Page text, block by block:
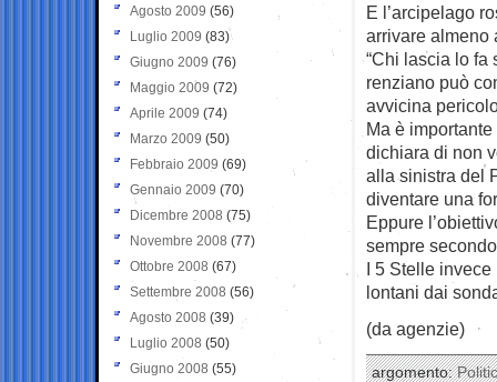
E l’arcipelago
arrivare almeno
“Chi lascia lo fa
renziano può
avvicina
Ma è
dichiara di non
alla sinistra del
diventare una
Eppure
sempre
I 5 Stelle
lontani dai
(da agenzie)
argomento:
Agosto 2009 (56)
Luglio 2009 (83)
Giugno 2009 (76)
Maggio 2009 (72)
Aprile 2009 (74)
Marzo 2009 (50)
Febbraio 2009 (69)
Gennaio 2009 (70)
Dicembre 2008 (75)
Novembre 2008 (77)
Ottobre 2008 (67)
Settembre 2008 (56)
Agosto 2008 (39)
Luglio 2008 (50)
Giugno 2008 (55)